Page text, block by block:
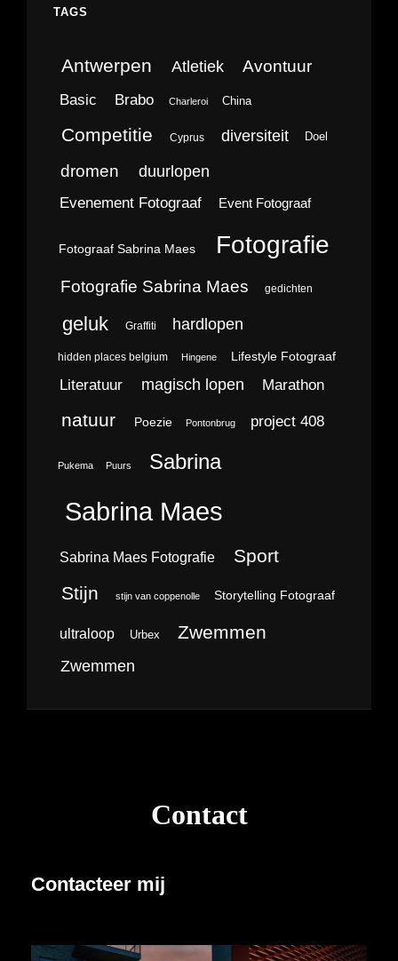
TAGS
Antwerpen Atletiek Avontuur
Basic Brabo Charleroi China
Competitie Cyprus diversiteit Doel
dromen duurlopen
Evenement Fotograaf Event Fotograaf
Fotograaf Sabrina Maes Fotografie
Fotografie Sabrina Maes gedichten
geluk Graffiti hardlopen
hidden places belgium Hingene Lifestyle Fotograaf
Literatuur magisch lopen Marathon
natuur Poezie Pontonbrug project 408
Pukema Puurs Sabrina
Sabrina Maes
Sabrina Maes Fotografie Sport
Stijn stijn van coppenolle Storytelling Fotograaf
ultraloop Urbex Zwemmen
Zwemmen
Contact
Contacteer mij